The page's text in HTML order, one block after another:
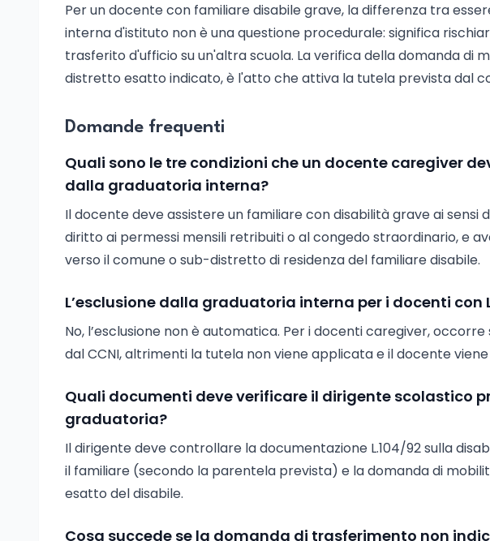
Per un docente con familiare disabile grave, la differenza tra
interna d'istituto non è una questione procedurale: significa
trasferito d'ufficio su un'altra scuola. La verifica della domanda di
distretto esatto indicato, è l'atto che attiva la tutela prevista dal
Domande frequenti
Quali sono le tre condizioni che un docente caregiver
dalla graduatoria interna?
Il docente deve assistere un familiare con disabilità grave ai sensi
diritto ai permessi mensili retribuiti o al congedo straordinario, e
verso il comune o sub-distretto di residenza del familiare disabile.
L’esclusione dalla graduatoria interna per i docenti con
No, l’esclusione non è automatica. Per i docenti caregiver,
dal CCNI, altrimenti la tutela non viene applicata e il docente
Quali documenti deve verificare il dirigente scolastico
graduatoria?
Il dirigente deve controllare la documentazione L.104/92 sulla
il familiare (secondo la parentela prevista) e la domanda di
esatto del disabile.
Cosa succede se la domanda di trasferimento non